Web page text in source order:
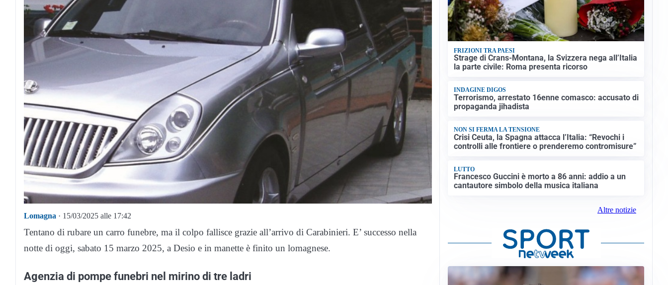
Lomagna · 15/03/2025 alle 17:42
Tentano di rubare un carro funebre, ma il colpo fallisce grazie all’arrivo di Carabinieri. E’ successo nella
notte di oggi, sabato 15 marzo 2025, a Desio e in manette è finito un lomagnese.
Agenzia di pompe funebri nel mirino di tre ladri
FRIZIONI TRA PAESI
Strage di Crans-Montana, la Svizzera nega all’Italia
la parte civile: Roma presenta ricorso
INDAGINE DIGOS
Terrorismo, arrestato 16enne comasco: accusato di
propaganda jihadista
NON SI FERMA LA TENSIONE
Crisi Ceuta, la Spagna attacca l’Italia: “Revochi i
controlli alle frontiere o prenderemo contromisure”
LUTTO
Francesco Guccini è morto a 86 anni: addio a un
cantautore simbolo della musica italiana
Altre notizie